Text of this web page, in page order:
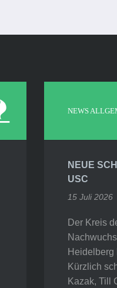
NEWS
NEUE
USC
15 Juli 2026
Der Kreis
Heidelberg
Kürzlich
Kazak, Till